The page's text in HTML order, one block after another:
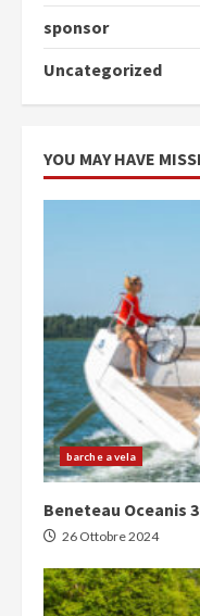
sponsor
Uncategorized
YOU MAY HAVE
barche a vela
Beneteau Oceanis
26 Ottobre 2024